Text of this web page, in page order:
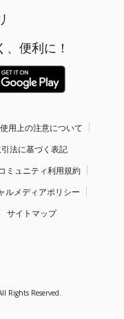
便利に！
用上の注意について
法に基づく表記
ミュニティ利用規約
ルメディアポリシー
サイトマップ
Rights Reserved.